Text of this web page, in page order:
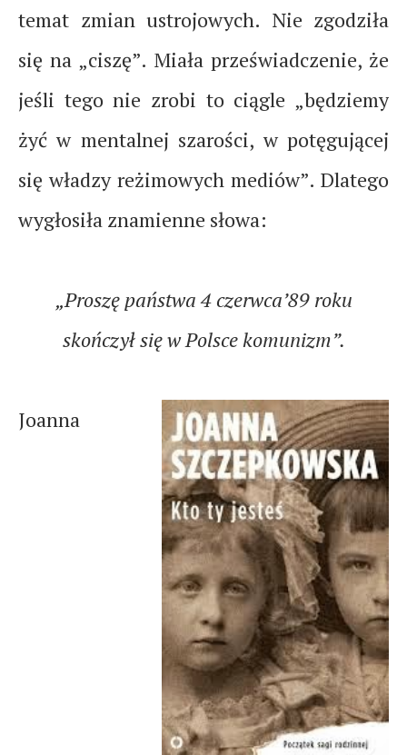
temat zmian ustrojowych. Nie zgodziła
się na „ciszę”. Miała przeświadczenie, że
jeśli tego nie zrobi to ciągle „będziemy
żyć w mentalnej szarości, w potęgującej
się władzy reżimowych mediów”. Dlatego
wygłosiła znamienne słowa:
„Proszę państwa 4 czerwca’89 roku
skończył się w Polsce komunizm”.
Joanna